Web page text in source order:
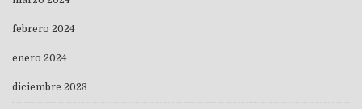
febrero 2024
enero 2024
diciembre 2023